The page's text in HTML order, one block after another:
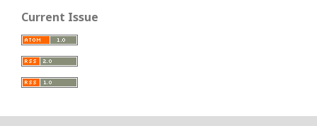
Current Issue